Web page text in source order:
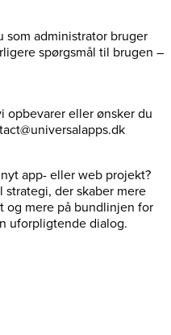
som administrator bruger
spørgsmål til brugen –
opbevarer eller ønsker du
app- eller web projekt?
der skaber mere
og mere på bundlinjen for
uforpligtende dialog.